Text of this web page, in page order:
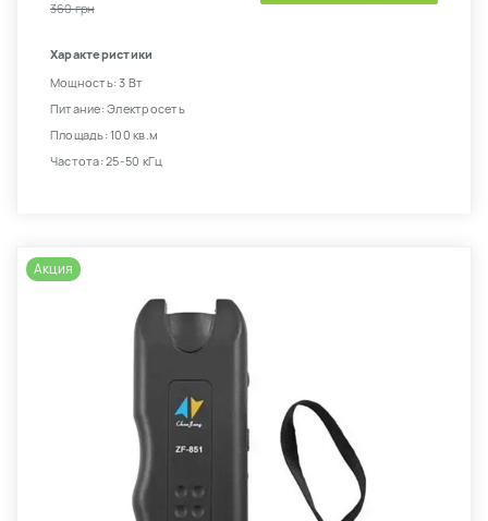
360 грн
Характеристики
Мощность: 3 Вт
Питание: Электросеть
Площадь: 100 кв.м
Частота: 25-50 кГц
Акция